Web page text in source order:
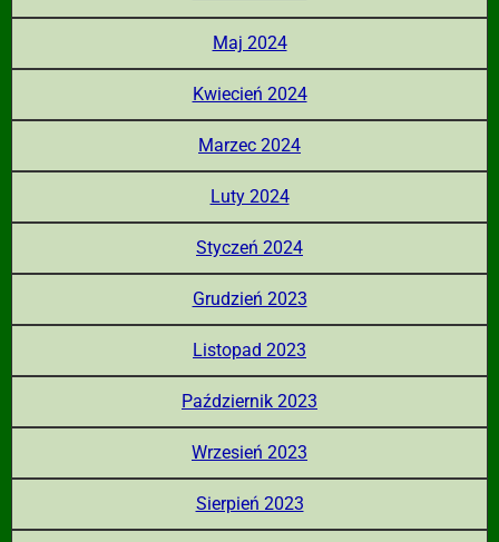
Maj 2024
Kwiecień 2024
Marzec 2024
Luty 2024
Styczeń 2024
Grudzień 2023
Listopad 2023
Październik 2023
Wrzesień 2023
Sierpień 2023